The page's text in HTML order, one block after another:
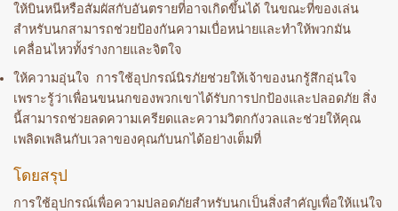
ให้บินหนีหรือสัมผัสกับอันตรายที่อาจเกิดขึ้นได้ ในขณะที่ของเล่น
สำหรับนกสามารถช่วยป้องกันความเบื่อหน่ายและทำให้พวกมัน
เคลื่อนไหวทั้งร่างกายและจิตใจ
ให้ความอุ่นใจ การใช้อุปกรณ์นิรภัยช่วยให้เจ้าของนกรู้สึกอุ่นใจ
เพราะรู้ว่าเพื่อนขนนกของพวกเขาได้รับการปกป้องและปลอดภัย สิ่ง
นี้สามารถช่วยลดความเครียดและความวิตกกังวลและช่วยให้คุณ
เพลิดเพลินกับเวลาของคุณกับนกได้อย่างเต็มที่
โดยสรุป
การใช้อุปกรณ์เพื่อความปลอดภัยสำหรับนกเป็นสิ่งสำคัญเพื่อให้แน่ใจ